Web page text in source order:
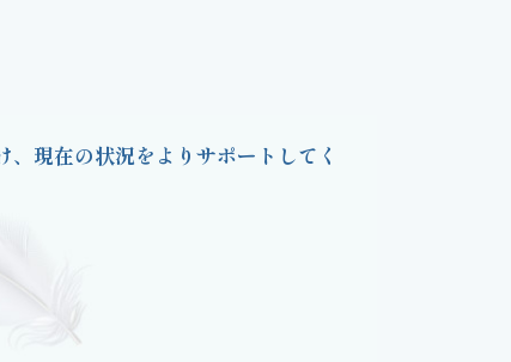
現在の状況をよりサポートしてく